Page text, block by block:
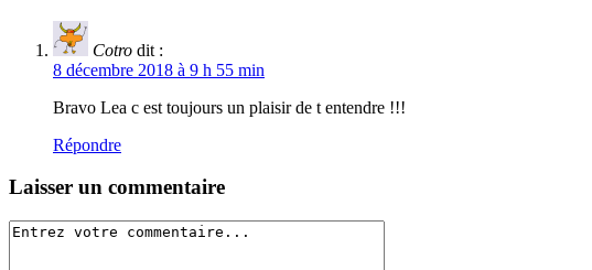
Cotro dit :
8 décembre 2018 à 9 h 55 min
Bravo Lea c est toujours un plaisir de t entendre !!!
Répondre
Laisser un commentaire